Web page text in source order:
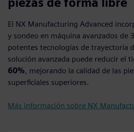
El NX Manufacturing Advanced
y sondeo en máquina avanzados de
potentes tecnologías de trayectoria
solución avanzada puede reducir el
60% , mejorando la calidad de las
superficiales superiores.
Más información sobre NX